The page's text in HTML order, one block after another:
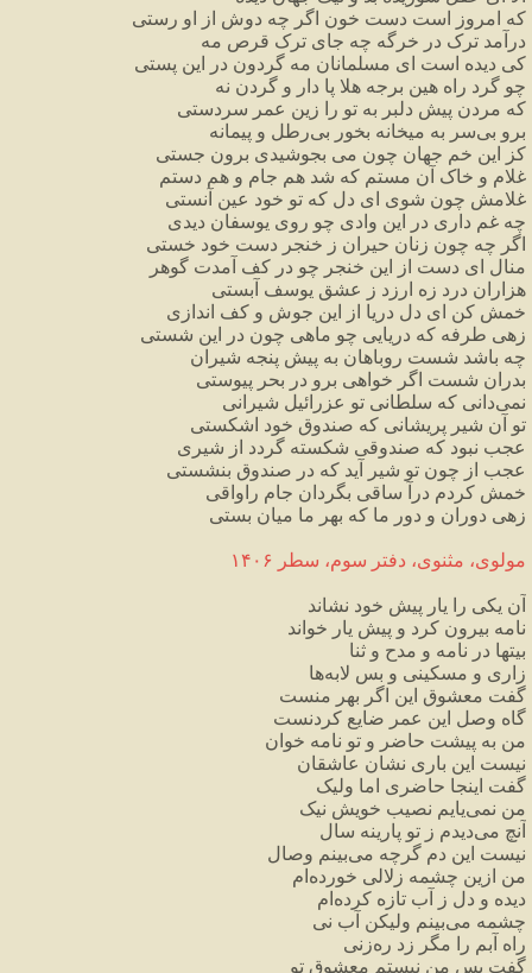
که امروز است دست خون اگر چه دوش از او رستی
درآمد ترک در خرگه چه جای ترک قرص مه
کی دیده است ای مسلمانان مه گردون در این پستی
چو گرد راه هین برجه هلا پا دار و گردن نه
که مردن پیش دلبر به تو را زین عمر سردستی
برو بیسر به میخانه بخور بیرطل و پیمانه
کز
این خم جهان چون می بجوشیدی برون جستی
غلام و خاک آن مستم که شد هم جام و هم دستم
غلامش چون شوی ای دل که تو خود عین آنستی
چه غم داری در این وادی چو روی یوسفان دیدی
اگر چه چون زنان حیران ز خنجر دست خود خستی
منال ای دست از این خنجر چو در کف آمدت گوهر
هزاران درد زه ارزد ز عشق یوسف آبستی
خمش کن ای دل دریا از این جوش و کف اندازی
زهی طرفه که دریایی چو ماهی چون در این شستی
چه باشد شست روباهان به پیش پنجه شیران
بدران شست اگر خواهی برو در بحر پیوستی
نمیدانی که سلطانی تو عزرائیل شیرانی
تو آن شیر پریشانی که صندوق خود اشکستی
عجب نبود که صندوقی شکسته گردد از شیری
عجب از چون تو شیر آید که در صندوق بنشستی
خمش کردم درآ ساقی بگردان جام راواقی
زهی دوران و دور ما که بهر ما میان بستی
مولوی، مثنوی، دفتر سوم، سطر ۱۴۰۶
آن یکی را یار پیش خود نشاند
نامه بیرون کرد و پیش یار خواند
بیتها در نامه و مدح و ثنا
زاری و مسکینی و بس لابهها
گفت معشوق این اگر بهر منست
گاه وصل این عمر ضایع کردنست
من به پیشت حاضر و تو نامه خوان
نیست این باری نشان عاشقان
گفت اینجا حاضری اما ولیک
من نمییایم نصیب خویش نیک
آنچ میدیدم ز تو پارینه سال
نیست این دم گرچه میبینم وصال
من ازین چشمه زلالی خورده ام
دیده و دل ز آب تازه کرده ام
چشمه میبینم ولیکن آب نی
راه آبم را مگر زد رهزنی
گفت پس من نیستم معشوق تو